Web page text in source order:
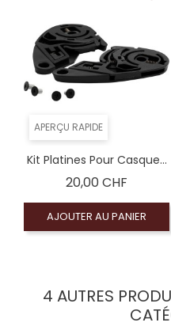
APERÇU RAPIDE
Kit Platines Pour Casque...
20,00 CHF
AJOUTER AU PANIER
4 AUTRES